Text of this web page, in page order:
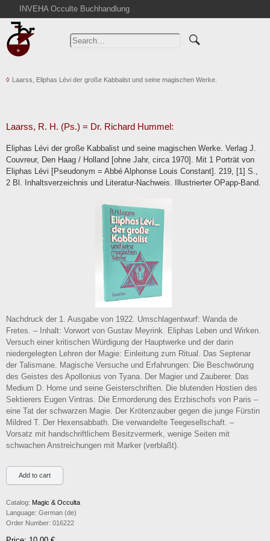
INVEHA Occulte Buchhandlung
Home
Advanced Search
Cart
Contact
Terms
Laarss, Eliphas Lévi der große Kabbalist und seine magischen Werke.
Laarss, R. H. (Ps.) = Dr. Richard Hummel:
Eliphas Lévi der große Kabbalist und seine magischen Werke. Verlag J.
Couvreur, Den Haag / Holland [ohne Jahr, circa 1970]. Mit 1 Porträt von
Eliphas Lévi [Pseudonym = Abbé Alphonse Louis Constant]. 219, [1] S.,
2 Bl. Inhaltsverzeichnis und Literatur-Nachweis. Illustrierter OPapp-Band.
Nachdruck der 1. Ausgabe von 1922. Umschlagentwurf: Wanda de
Fretes. – Inhalt: Vorwort von Gustav Meyrink. Eliphas Leben und Wirken.
Versuch einer kritischen Würdigung der Hauptwerke und der darin
niedergelegten Lehren der Magie: Einleitung zum Ritual. Das Septenar
der Talismane. Magische Versuche und Erfahrungen: Die Beschwörung
des Geistes des Apollonius von Tyana. Der Magier und Zauberer. Das
Medium D. Home und seine Geisterschriften. Die blutenden Hostien des
Sektierers Eugen Vintras. Die Ermorderung des Erzbischofs von Paris –
eine Tat der schwarzen Magie. Der Krötenzauber gegen die junge Fürstin
Mildred T. Der Hexensabbath. Die verwandelte Teegesellschaft. –
Vorsatz mit handschriftlichem Besitzvermerk, wenige Seiten mit
schwachen Anstreichungen mit Marker (verblaßt).
Catalog: Magic & Occulta
Language: German (de)
Order Number: 016222